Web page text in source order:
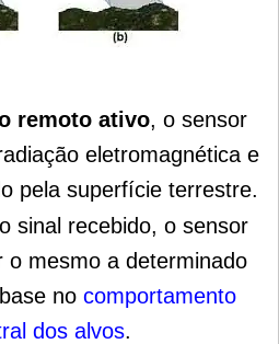
remoto ativo, o sensor
eletromagnética e
pela superfície terrestre.
sinal recebido, o sensor
o mesmo a determinado
no comportamento
dos alvos.